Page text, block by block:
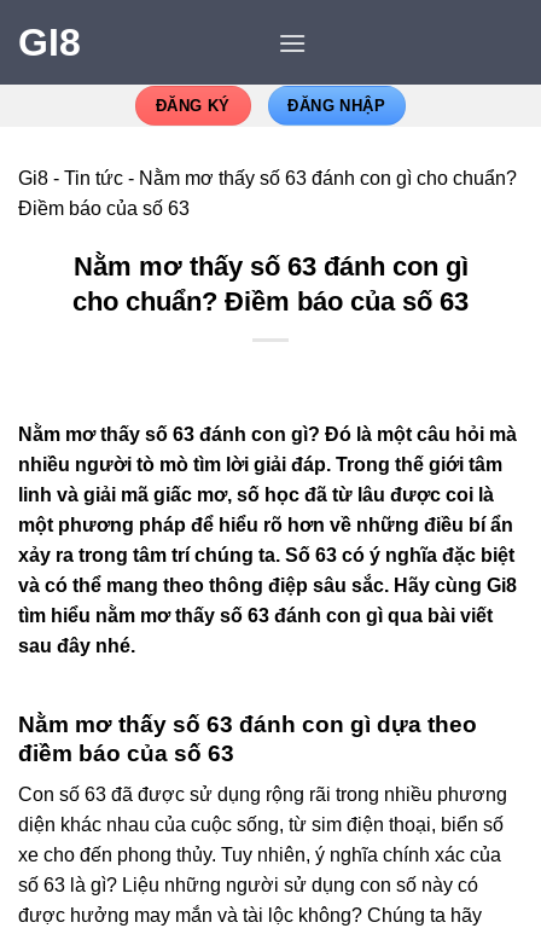
GI8
ĐĂNG KÝ ĐĂNG NHẬP
Gi8 - Tin tức - Nằm mơ thấy số 63 đánh con gì cho chuẩn?
Điềm báo của số 63
Nằm mơ thấy số 63 đánh con gì
cho chuẩn? Điềm báo của số 63
Nằm mơ thấy số 63 đánh con gì? Đó là một câu hỏi mà
nhiều người tò mò tìm lời giải đáp. Trong thế giới tâm
linh và giải mã giấc mơ, số học đã từ lâu được coi là
một phương pháp để hiểu rõ hơn về những điều bí ẩn
xảy ra trong tâm trí chúng ta. Số 63 có ý nghĩa đặc biệt
và có thể mang theo thông điệp sâu sắc. Hãy cùng Gi8
tìm hiểu nằm mơ thấy số 63 đánh con gì qua bài viết
sau đây nhé.
Nằm mơ thấy số 63 đánh con gì dựa theo
điềm báo của số 63
Con số 63 đã được sử dụng rộng rãi trong nhiều phương
diện khác nhau của cuộc sống, từ sim điện thoại, biển số
xe cho đến phong thủy. Tuy nhiên, ý nghĩa chính xác của
số 63 là gì? Liệu những người sử dụng con số này có
được hưởng may mắn và tài lộc không? Chúng ta hãy